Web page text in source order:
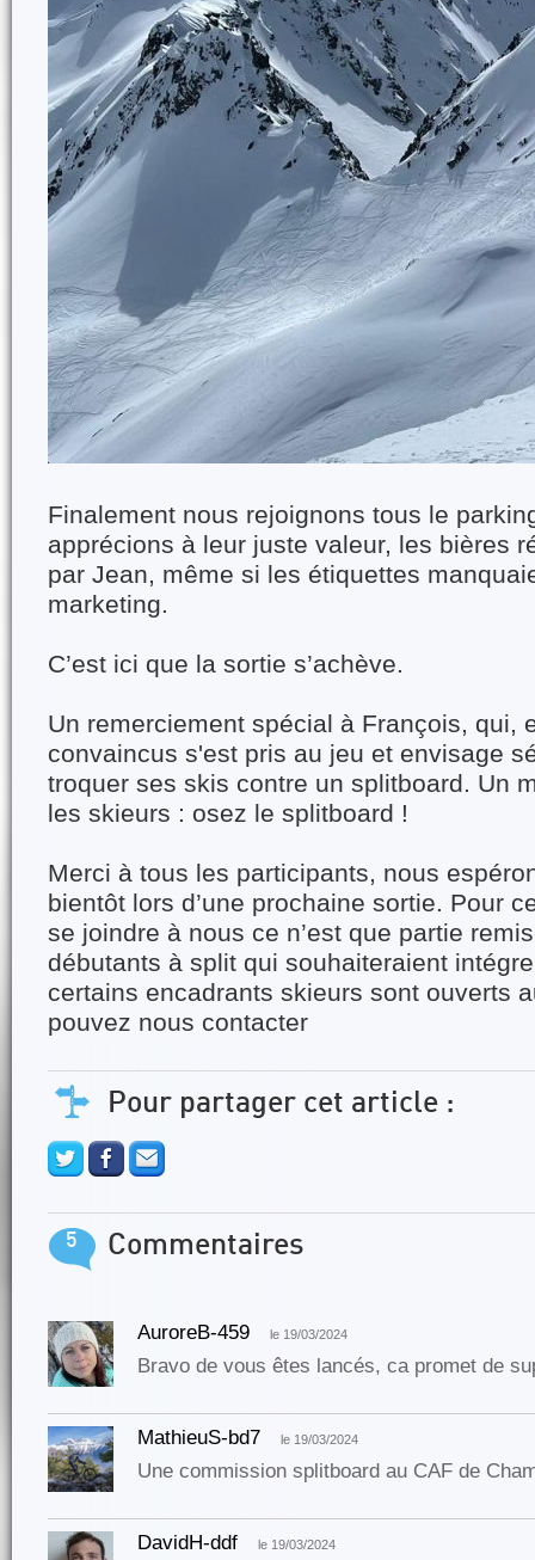
Finalement nous rejoignons tous le
apprécions à leur juste valeur, les bières
par Jean, même si les étiquettes
marketing.
C’est ici que la sortie s’achève.
Un remerciement spécial à François, qui,
convaincus s'est pris au jeu et envisage
troquer ses skis contre un splitboard. Un
les skieurs : osez le splitboard !
Merci à tous les participants, nous
bientôt lors d’une prochaine sortie. Pour
se joindre à nous ce n’est que partie
débutants à split qui souhaiteraient
certains encadrants skieurs sont ouverts
pouvez nous contacter
Pour partager cet article :
5 Commentaires
AuroreB-459 le 19/03/2024
Bravo de vous êtes lancés, ca promet de
MathieuS-bd7 le 19/03/2024
Une commission splitboard au CAF de
DavidH-ddf le 19/03/2024